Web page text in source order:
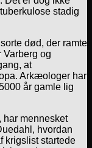
stadig
død, der ramte
og
at
Arkæologer har
år gamle lig
har mennesket
hvordan
krigslist startede